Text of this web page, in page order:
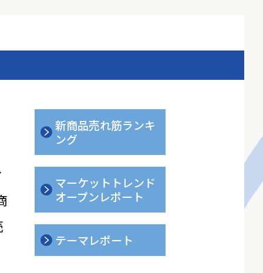
新商品売れ筋ランキ
ング
マーケットトレンド
オープンレポート
テーマレポート